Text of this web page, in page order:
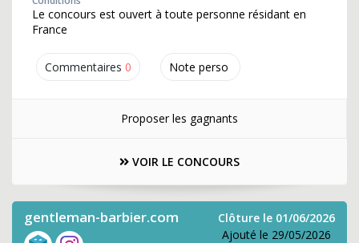
Commentaires 0 Note perso
Le concours est ouvert à toute personne résidant en
France
Proposer les gagnants
VOIR LE CONCOURS
gentleman-barbier.com
Clôture le 01/06/2026
Ajouté le 29/05/2026